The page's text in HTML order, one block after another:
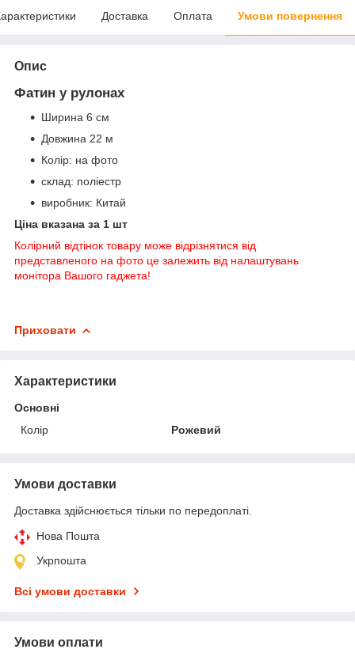
Доставка Оплата Умови повернення
Опис
Фатин у рулонах
Ширина 6 см
Довжина 22 м
Колір: на фото
склад: поліестр
виробник: Китай
Ціна вказана за 1 шт
Колірний відтінок товару може відрізнятися від
представленого на фото це залежить від налаштувань
монітора Вашого гаджета!
Приховати
Характеристики
Основні
Колір
Рожевий
Умови доставки
Доставка здійснюється тільки по передоплаті.
Нова Пошта
Укрпошта
Всі умови доставки
Умови оплати